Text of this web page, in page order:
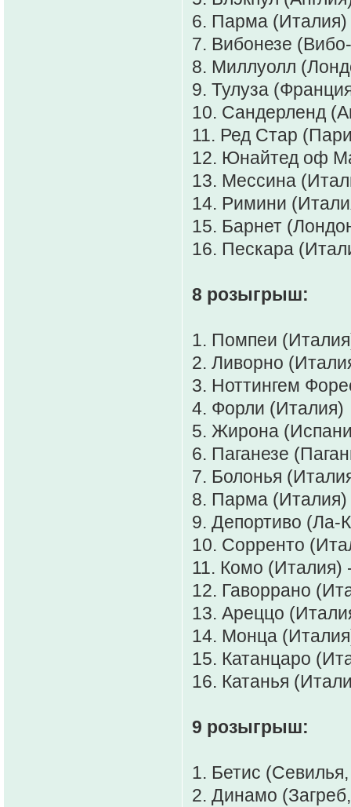
6. Парма
7. Вибонезе
8. Миллуолл
9. Тулуза
10. Сандерленд
11. Ред Стар
12. Юнайтед оф
13. Мессина
14. Римини
15. Барнет
16. Пескара
8 розыгрыш:
1. Помпеи
2. Ливорно
3. Ноттингем
4. Форли (Италия)
5. Жирона
6. Паганезе
7. Болонья
8. Парма
9. Депортиво (Ла-
10. Сорренто
11. Комо (Италия)
12. Гаворрано
13. Ареццо
14. Монца
15. Катанцаро
16. Катанья
9 розыгрыш:
1. Бетис
2. Динамо